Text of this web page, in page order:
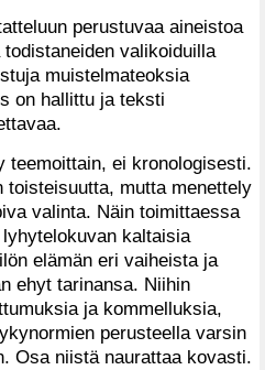
perustuvaa aineistoa
valikoiduilla
muistelmateoksia
on hallittu ja teksti
teemoittain, ei kronologisesti.
toisteisuutta, mutta menettely
valinta. Näin toimittaessa
kaltaisia
elämän eri vaiheista ja
ehyt tarinansa. Niihin
ja kommelluksia,
perusteella varsin
Osa niistä naurattaa kovasti.